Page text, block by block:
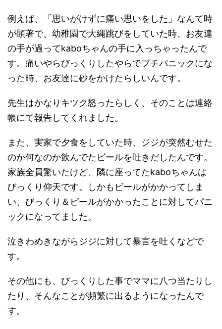
例えば、「思いがけずに痛い思いをした」なんて時
が顕著で、幼稚園で大縄跳びをしていた時、お友達
の手が過ってkaboちゃんの手に入っちゃったんで
す。痛いやらびっくりしたやらでプチパニックにな
った時、お友達に砂をかけたらしいんです。
先生はかなりキツク怒ったらしく、そのことは連絡
帳にて報告してくれました。
また、実家で夕食をしていた時、ジジが突然むせた
のか何なのか飲んでたビールを吐きだしたんです。
家族全員驚いたけど、隣に座ってたkaboちゃんは
びっくり仰天です。しかもビールがかかってしま
い、びっくり＆ビールがかかったことに対してパニ
ックになってました。
泣きわめきながらジジに対して暴言を吐くなどで
す。
その他にも、びっくりした事でママに八つ当たりし
たり、そんなことが頻繁に出るようになったんで
す。